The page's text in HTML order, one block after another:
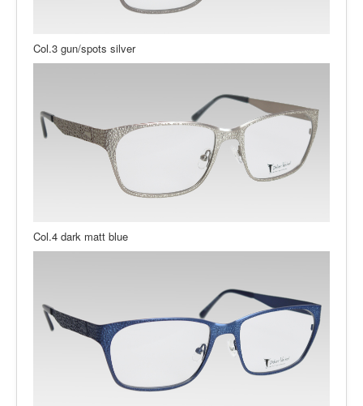
Col.3 gun/spots silver
Col.4 dark matt blue